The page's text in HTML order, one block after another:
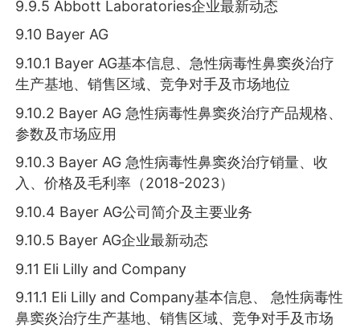
9.9.5 Abbott Laboratories企业最新动态
9.10 Bayer AG
9.10.1 Bayer AG基本信息、急性病毒性鼻窦炎治疗
生产基地、销售区域、竞争对手及市场地位
9.10.2 Bayer AG 急性病毒性鼻窦炎治疗产品规格、
参数及市场应用
9.10.3 Bayer AG 急性病毒性鼻窦炎治疗销量、收
入、价格及毛利率（2018-2023）
9.10.4 Bayer AG公司简介及主要业务
9.10.5 Bayer AG企业最新动态
9.11 Eli Lilly and Company
9.11.1 Eli Lilly and Company基本信息、 急性病毒性
鼻窦炎治疗生产基地、销售区域、竞争对手及市场